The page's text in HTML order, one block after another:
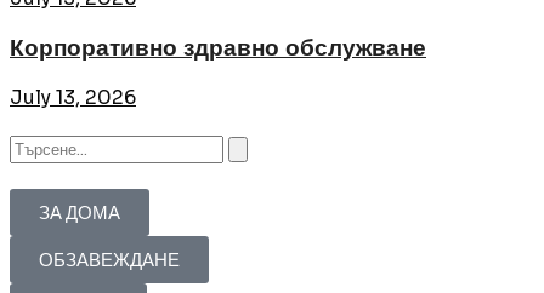
Корпоративно здравно обслужване
July 13, 2026
ЗА ДОМА
ОБЗАВЕЖДАНЕ